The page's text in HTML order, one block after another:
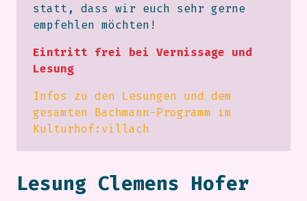
statt, dass wir euch sehr gerne
empfehlen möchten!
Eintritt frei bei Vernissage und
Lesung
Infos zu den Lesungen und dem
gesamten Bachmann-Programm im
Kulturhof:villach
Lesung Clemens Hofer